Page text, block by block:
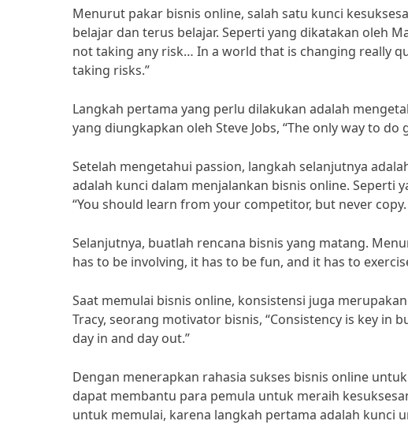
Menurut pakar bisnis online, salah satu kunci
belajar dan terus belajar. Seperti yang dikatakan oleh
not taking any risk… In a world that is changing really
taking risks.”
Langkah pertama yang perlu dilakukan adalah
yang diungkapkan oleh Steve Jobs, “The only way to
Setelah mengetahui passion, langkah selanjutnya
adalah kunci dalam menjalankan bisnis online. Seperti
“You should learn from your competitor, but never copy.
Selanjutnya, buatlah rencana bisnis yang matang.
has to be involving, it has to be fun, and it has to
Saat memulai bisnis online, konsistensi juga
Tracy, seorang motivator bisnis, “Consistency is key in
day in and day out.”
Dengan menerapkan rahasia sukses bisnis online
dapat membantu para pemula untuk meraih
untuk memulai, karena langkah pertama adalah kunci